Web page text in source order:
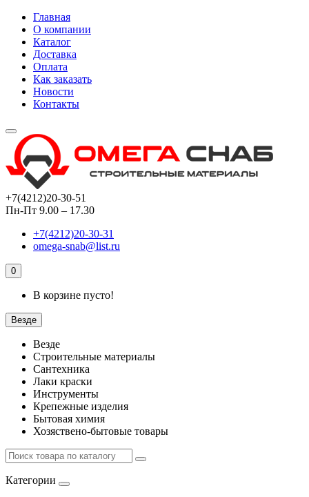
Главная
О компании
Каталог
Доставка
Оплата
Как заказать
Новости
Контакты
+7(4212)20-30-51
Пн-Пт 9.00 – 17.30
+7(4212)20-30-31
omega-snab@list.ru
0
В корзине пусто!
Везде
Везде
Строительные материалы
Сантехника
Лаки краски
Инструменты
Крепежные изделия
Бытовая химия
Хозяствено-бытовые товары
Категории